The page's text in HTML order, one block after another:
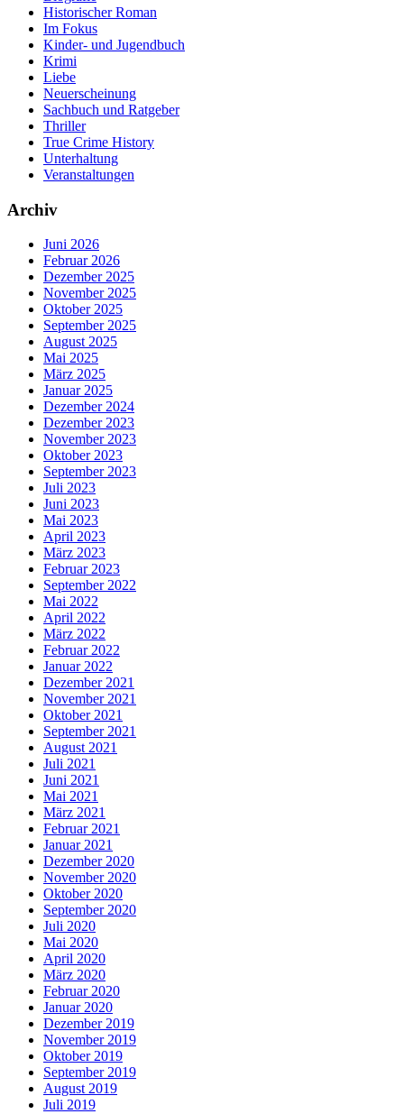
Historischer Roman
Im Fokus
Kinder- und Jugendbuch
Krimi
Liebe
Neuerscheinung
Sachbuch und Ratgeber
Thriller
True Crime History
Unterhaltung
Veranstaltungen
Archiv
Juni 2026
Februar 2026
Dezember 2025
November 2025
Oktober 2025
September 2025
August 2025
Mai 2025
März 2025
Januar 2025
Dezember 2024
Dezember 2023
November 2023
Oktober 2023
September 2023
Juli 2023
Juni 2023
Mai 2023
April 2023
März 2023
Februar 2023
September 2022
Mai 2022
April 2022
März 2022
Februar 2022
Januar 2022
Dezember 2021
November 2021
Oktober 2021
September 2021
August 2021
Juli 2021
Juni 2021
Mai 2021
März 2021
Februar 2021
Januar 2021
Dezember 2020
November 2020
Oktober 2020
September 2020
Juli 2020
Mai 2020
April 2020
März 2020
Februar 2020
Januar 2020
Dezember 2019
November 2019
Oktober 2019
September 2019
August 2019
Juli 2019